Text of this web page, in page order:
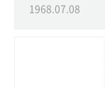
1968.07.08